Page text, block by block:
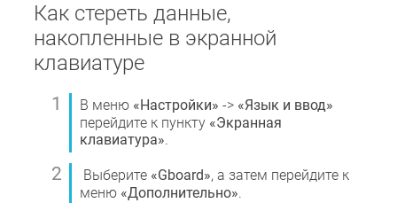
Как стереть данные,
накопленные в экранной
клавиатуре
В меню «Настройки» -> «Язык и ввод»
перейдите к пункту «Экранная
клавиатура».
Выберите «Gboard», а затем перейдите к
меню «Дополнительно».